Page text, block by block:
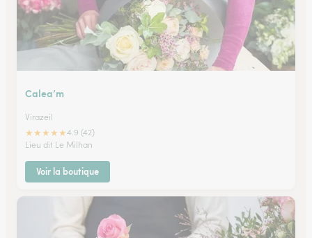
Calea’m
Virazeil
★★★★★4.9 (42)
Lieu dit Le Milhan
Voir la boutique